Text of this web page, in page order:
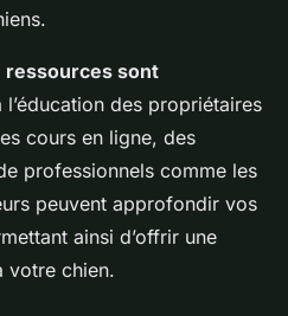
ressources sont
des propriétaires
cours en ligne, des
professionnels comme les
peuvent approfondir vos
ainsi d’offrir une
votre chien.